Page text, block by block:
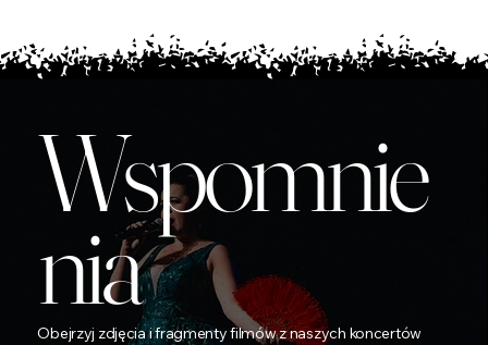
Obejrzyj zdjęcia i fragmenty filmów z naszych koncertów
Wspomnie
nia